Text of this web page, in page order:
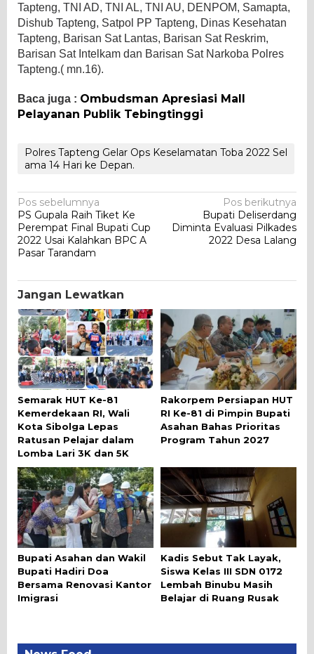
Tapteng, TNI AD, TNI AL, TNI AU, DENPOM, Samapta,
Dishub Tapteng, Satpol PP Tapteng, Dinas Kesehatan
Tapteng, Barisan Sat Lantas, Barisan Sat Reskrim,
Barisan Sat Intelkam dan Barisan Sat Narkoba Polres
Tapteng.( mn.16).
Baca juga : Ombudsman Apresiasi Mall
Pelayanan Publik Tebingtinggi
Polres Tapteng Gelar Ops Keselamatan Toba 2022 Sel
ama 14 Hari ke Depan.
Navigasi
pos
Pos sebelumnya
PS Gupala Raih Tiket Ke
Perempat Final Bupati Cup
2022 Usai Kalahkan BPC A
Pasar Tarandam
Pos berikutnya
Bupati Deliserdang
Diminta Evaluasi Pilkades
2022 Desa Lalang
Jangan Lewatkan
Semarak HUT Ke-81
Kemerdekaan RI, Wali
Kota Sibolga Lepas
Ratusan Pelajar dalam
Lomba Lari 3K dan 5K
Rakorpem Persiapan HUT
RI Ke-81 di Pimpin Bupati
Asahan Bahas Prioritas
Program Tahun 2027
Bupati Asahan dan Wakil
Bupati Hadiri Doa
Bersama Renovasi Kantor
Imigrasi
Kadis Sebut Tak Layak,
Siswa Kelas III SDN 0172
Lembah Binubu Masih
Belajar di Ruang Rusak